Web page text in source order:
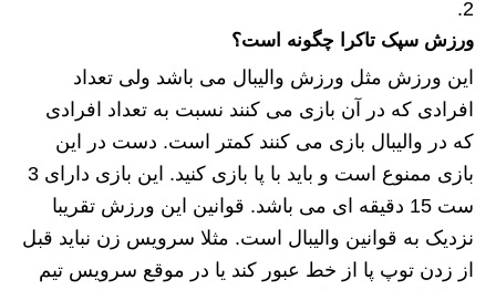
ورزش سپک تاکرا چگونه است؟
این ورزش مثل ورزش والیبال می باشد ولی تعداد
افرادی که در آن بازی می کنند نسبت به تعداد افرادی
که در والیبال بازی می کنند کمتر است. دست در این
بازی ممنوع است و باید با پا بازی کنید. این بازی دارای 3
ست 15 دقیقه ای می باشد. قوانین این ورزش تقریبا
نزدیک به قوانین والیبال است. مثلا سرویس زن نباید قبل
از زدن توپ پا از خط عبور کند یا در موقع سرویس تیم